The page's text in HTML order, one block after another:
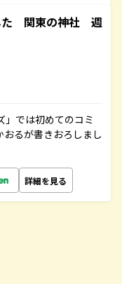
た 関東の神社 週
」では初めてのコミ
るが書きおろしまし
詳細を見る